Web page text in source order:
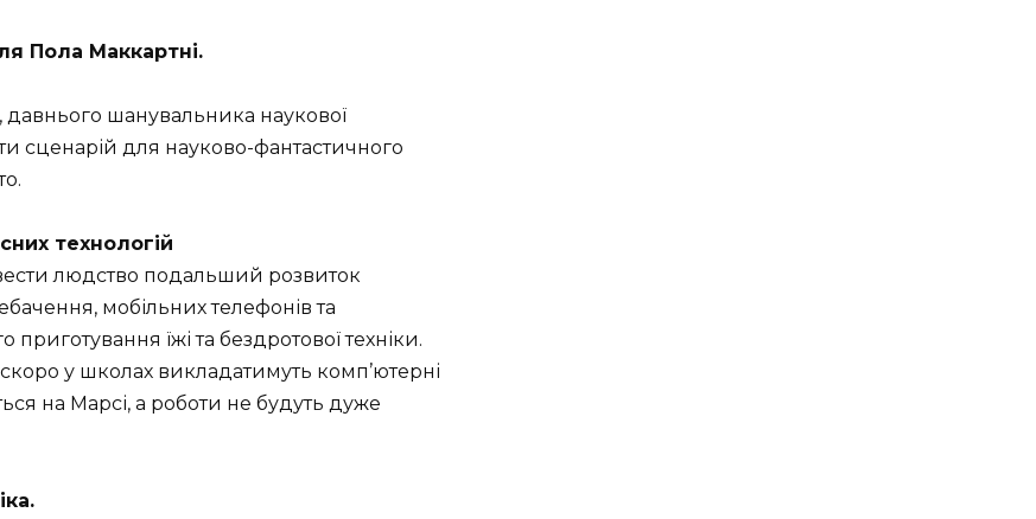
Пола Маккартні.
шанувальника наукової
сценарій для науково-фантастичного
технологій
людство подальший розвиток
мобільних телефонів та
приготування їжі та бездротової техніки.
у школах викладатимуть комп’ютерні
на Марсі, а роботи не будуть дуже